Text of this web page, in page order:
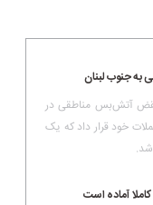
به جنوب لبنان
آتش‌بس مناطقی در
خود قرار داد که یک
شد.
آماده است